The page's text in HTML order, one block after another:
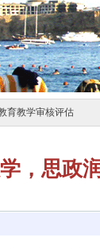
育教学审核评估
，思政